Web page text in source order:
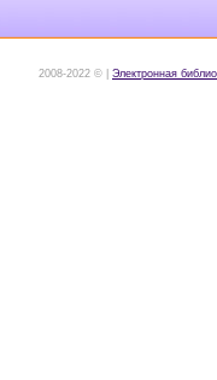
2008-2022 © | Электронная